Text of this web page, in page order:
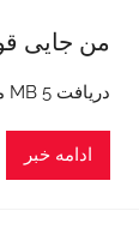
من جایی
دریافت 5 MB منبع: خبرگزاری مهر این خبر توسط پرس دی گردآوری شده است در صورت مغایرت اطلاع دهید
ادامه خبر